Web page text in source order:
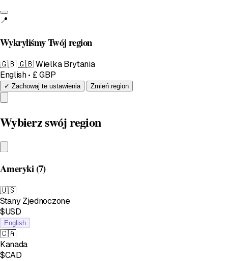
📍
Wykryliśmy Twój region
🇬🇧🇬🇧 Wielka Brytania
English • £ GBP
✓ Zachowaj te ustawienia Zmień region
Wybierz swój region
Ameryki(7)
🇺🇸
Stany Zjednoczone
$USD
English
🇨🇦
Kanada
$CAD